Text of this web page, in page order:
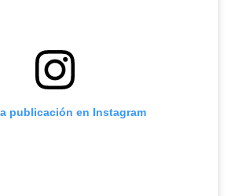
publicación en Instagram